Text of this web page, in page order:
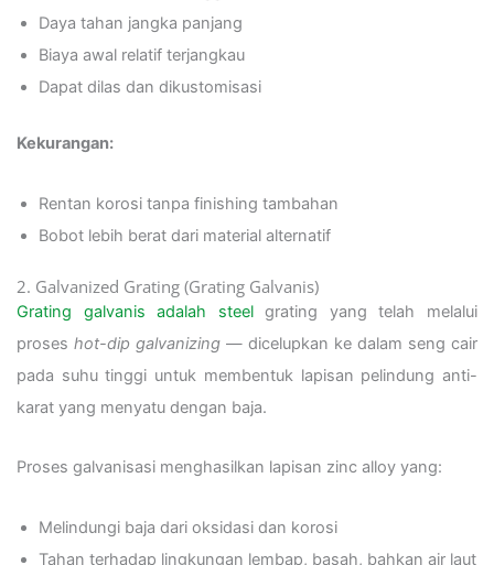
Daya tahan jangka panjang
Biaya awal relatif terjangkau
Dapat dilas dan dikustomisasi
Kekurangan:
Rentan korosi tanpa finishing tambahan
Bobot lebih berat dari material alternatif
2. Galvanized Grating (Grating Galvanis)
Grating galvanis adalah steelgrating yang telah melalui
proses hot-dip galvanizing — dicelupkan ke dalam seng cair
pada suhu tinggi untuk membentuk lapisan pelindung anti-
karat yang menyatu dengan baja.
Proses galvanisasi menghasilkan lapisan zinc alloy yang:
Melindungi baja dari oksidasi dan korosi
Tahan terhadap lingkungan lembap, basah, bahkan air laut